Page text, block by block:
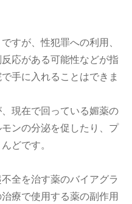
すが、性犯罪への利用、
応がある可能性などが指
手に入れることはできま
現在で回っている媚薬の
ンの分泌を促したり、プ
どです。
全を治す薬のバイアグラ
療で使用する薬の副作用